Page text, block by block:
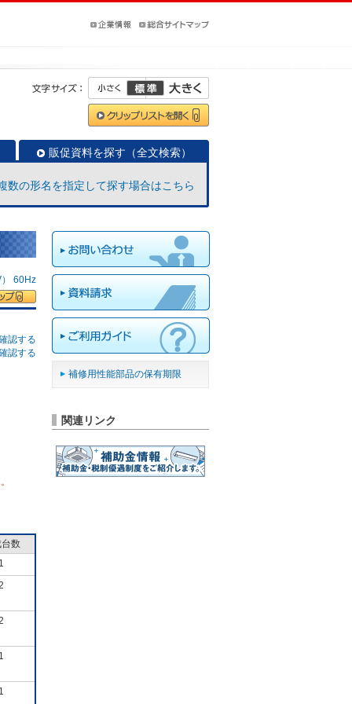
販促資料を探す（全文検索）
数の形名を指定して探す場合はこちら
60Hz
認する
認する
数
1
1
1
補修用性能部品の保有期限
関連リンク